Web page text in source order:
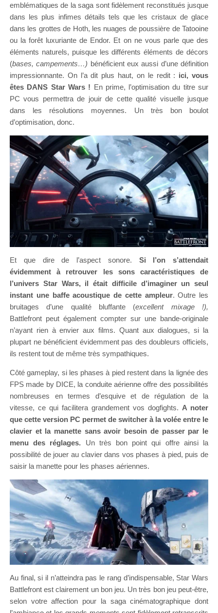
emblématiques de la saga sont fidèlement reconstitués jusque
dans les plus infimes détails tels que les cristaux de glace
dans les grottes de Hoth, les nuages de poussière de Tatooine
ou la forêt luxuriante de Endor. Et on ne vous parle que des
éléments naturels, puisque les différents éléments de décors
(bases, campements…) bénéficient eux aussi d’une définition
impressionnante. On l’a dit plus haut, on le redit : ici, vous
êtes DANS Star Wars ! En prime, l’optimisation du titre sur
PC vous permettra de jouir de cette qualité visuelle jusque
dans les résolutions moyennes. Un très bon boulot
d’optimisation, donc.
Et que dire de l’aspect sonore. Si l’on s’attendait
évidemment à retrouver les sons caractéristiques de
l’univers Star Wars, il était difficile d’imaginer un seul
instant une baffe acoustique de cette ampleur. Outre les
bruitages d’une qualité bluffante (excellent mixage !),
Battlefront peut également compter sur une bande-originale
n’ayant rien à envier aux films. Quant aux dialogues, si la
plupart ne bénéficient évidemment pas des doubleurs officiels,
ils restent tout de même très sympathiques.
Côté gameplay, si les phases à pied restent dans la lignée des
FPS made by DICE, la conduite aérienne offre des possibilités
nombreuses en termes d’esquive et de régulation de la
vitesse, ce qui facilitera grandement vos dogfights. A noter
que cette version PC permet de switcher à la volée entre le
clavier et la manette sans avoir besoin de passer par le
menu des réglages. Un très bon point qui offre ainsi la
possibilité de jouer au clavier dans vos phases à pied, puis de
saisir la manette pour les phases aériennes.
Au final, si il n’atteindra pas le rang d’indispensable, Star Wars
Battlefront est clairement un bon jeu. Un très bon jeu peut-être,
selon votre affection pour la saga cinématographique dont